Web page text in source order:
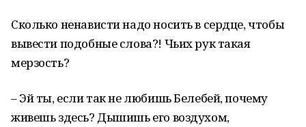
Сколько ненависти надо носить в сердце, чтобы
вывести подобные слова?! Чьих рук такая
мерзость?
– Эй ты, если так не любишь Белебей, почему
живешь здесь? Дышишь его воздухом,